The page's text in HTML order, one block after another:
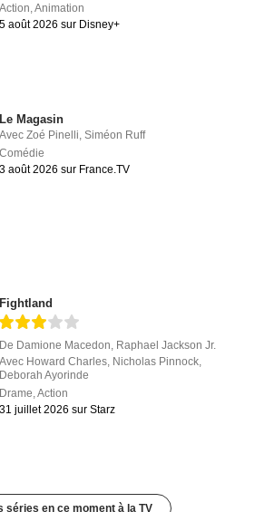
Action,Animation
5 août 2026 sur Disney+
Le Magasin
AvecZoé Pinelli ,Siméon Ruff
Comédie
3 août 2026 sur France.TV
Fightland
De Damione Macedon, Raphael Jackson Jr.
Avec Howard Charles, Nicholas Pinnock,
Deborah Ayorinde
Drame,Action
31 juillet 2026 sur Starz
séries en ce moment à la TV